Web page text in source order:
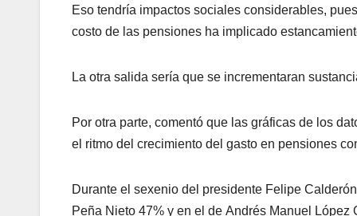
Eso tendría impactos sociales considerables,
costo de las pensiones ha implicado
La otra salida sería que se incrementaran
Por otra parte, comentó que las gráficas de los
el ritmo del crecimiento del gasto en pensiones
Durante el sexenio del presidente Felipe
Peña Nieto 47% y en el de Andrés Manuel López